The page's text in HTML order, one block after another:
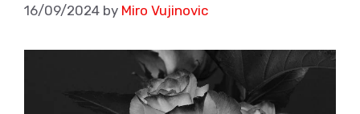
16/09/2024 by Miro Vujinovic